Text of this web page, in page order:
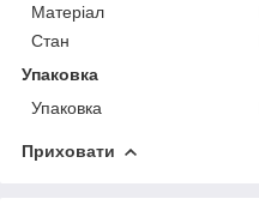
Матеріал
Стан
Упаковка
Упаковка
Приховати